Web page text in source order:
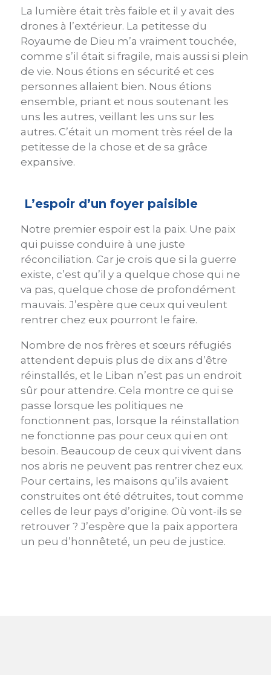
La lumière était très faible et il y avait des
drones à l’extérieur. La petitesse du
Royaume de Dieu m’a vraiment touchée,
comme s’il était si fragile, mais aussi si plein
de vie. Nous étions en sécurité et ces
personnes allaient bien. Nous étions
ensemble, priant et nous soutenant les
uns les autres, veillant les uns sur les
autres. C’était un moment très réel de la
petitesse de la chose et de sa grâce
expansive.
L’espoir d’un foyer paisible
Notre premier espoir est la paix. Une paix
qui puisse conduire à une juste
réconciliation. Car je crois que si la guerre
existe, c’est qu’il y a quelque chose qui ne
va pas, quelque chose de profondément
mauvais. J’espère que ceux qui veulent
rentrer chez eux pourront le faire.
Nombre de nos frères et sœurs réfugiés
attendent depuis plus de dix ans d’être
réinstallés, et le Liban n’est pas un endroit
sûr pour attendre. Cela montre ce qui se
passe lorsque les politiques ne
fonctionnent pas, lorsque la réinstallation
ne fonctionne pas pour ceux qui en ont
besoin. Beaucoup de ceux qui vivent dans
nos abris ne peuvent pas rentrer chez eux.
Pour certains, les maisons qu’ils avaient
construites ont été détruites, tout comme
celles de leur pays d’origine. Où vont-ils se
retrouver ? J’espère que la paix apportera
un peu d’honnêteté, un peu de justice.